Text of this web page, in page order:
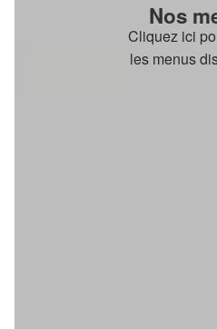
Nos
Cliquez ici
les menus